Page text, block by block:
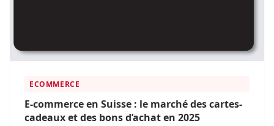
ECOMMERCE
E-commerce en Suisse : le marché des cartes-
cadeaux et des bons d’achat en 2025